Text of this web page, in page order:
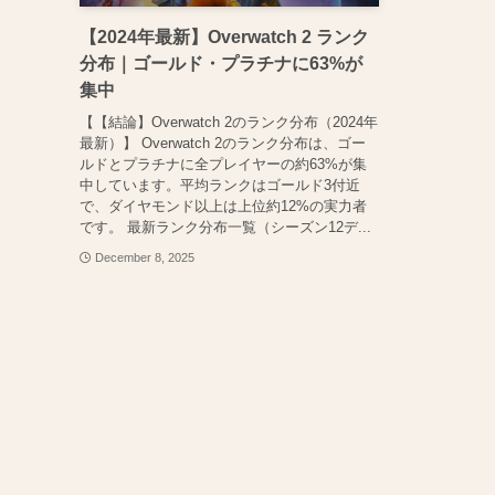
【2024年最新】Overwatch 2 ランク
分布｜ゴールド・プラチナに63%が
集中
【【結論】Overwatch 2のランク分布（2024年
最新）】 Overwatch 2のランク分布は、ゴー
ルドとプラチナに全プレイヤーの約63%が集
中しています。平均ランクはゴールド3付近
で、ダイヤモンド以上は上位約12%の実力者
です。 最新ランク分布一覧（シーズン12デ...
December 8, 2025